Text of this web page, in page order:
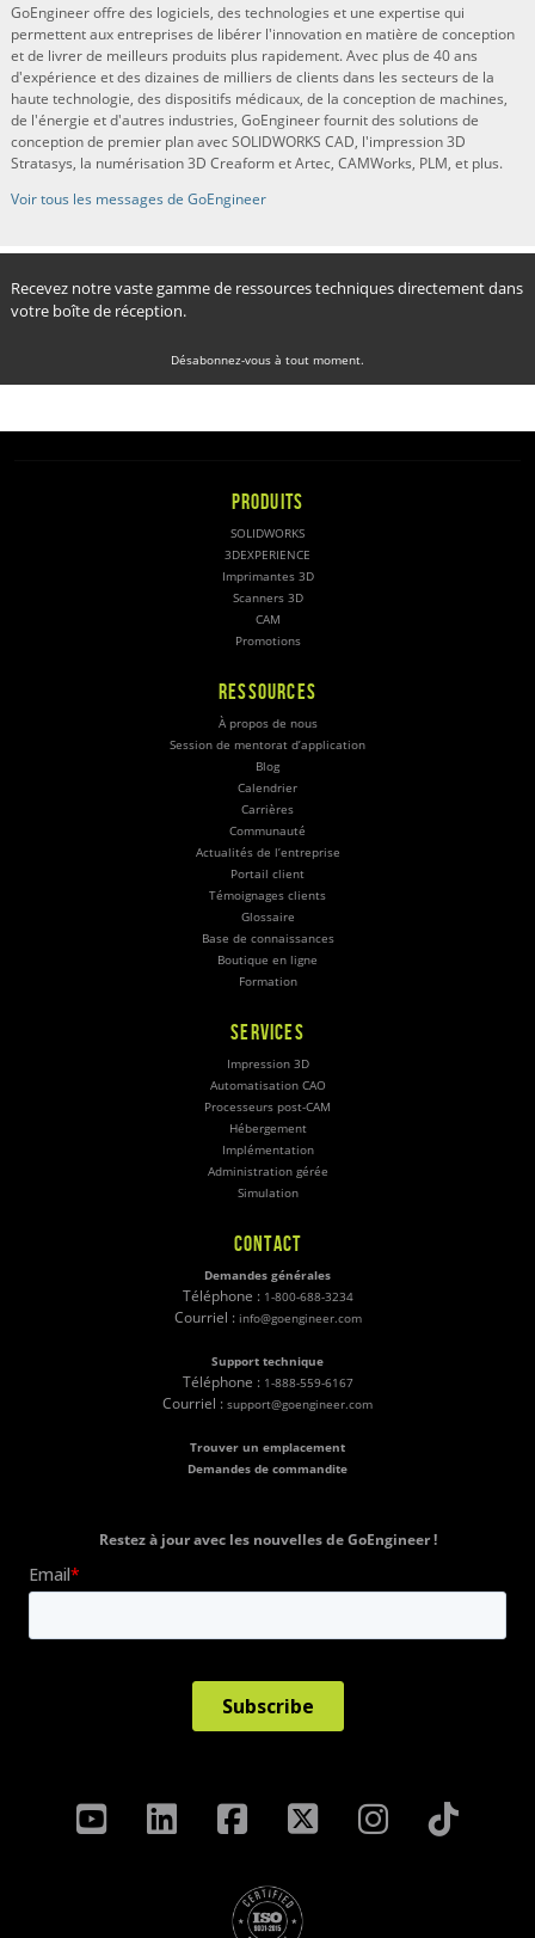
GoEngineer offre des logiciels, des technologies et une expertise qui
permettent aux entreprises de libérer l'innovation en matière de conception
et de livrer de meilleurs produits plus rapidement. Avec plus de 40 ans
d'expérience et des dizaines de milliers de clients dans les secteurs de la
haute technologie, des dispositifs médicaux, de la conception de machines,
de l'énergie et d'autres industries, GoEngineer fournit des solutions de
conception de premier plan avec SOLIDWORKS CAD, l'impression 3D
Stratasys, la numérisation 3D Creaform et Artec, CAMWorks, PLM, et plus.
Voir tous les messages de GoEngineer
Recevez notre vaste gamme de ressources techniques directement dans
votre boîte de réception.
Désabonnez-vous à tout moment.
PRODUITS
SOLIDWORKS
3DEXPERIENCE
Imprimantes 3D
Scanners 3D
CAM
Promotions
RESSOURCES
À propos de nous
Session de mentorat d’application
Blog
Calendrier
Carrières
Communauté
Actualités de l’entreprise
Portail client
Témoignages clients
Glossaire
Base de connaissances
Boutique en ligne
Formation
SERVICES
Impression 3D
Automatisation CAO
Processeurs post-CAM
Hébergement
Implémentation
Administration gérée
Simulation
CONTACT
Demandes générales
Téléphone : 1-800-688-3234
Courriel : info@goengineer.com
Support technique
Téléphone : 1-888-559-6167
Courriel : support@goengineer.com
Trouver un emplacement
Demandes de commandite
Restez à jour avec les nouvelles de GoEngineer !